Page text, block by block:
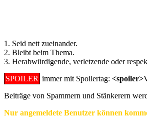
1. Seid nett zueinander.
2. Bleibt beim Thema.
3. Herabwürdigende, verletzende oder
SPOILER immer mit Spoilertag: <spoiler>
Beiträge von Spammern und Stänkerern
Nur angemeldete Benutzer können